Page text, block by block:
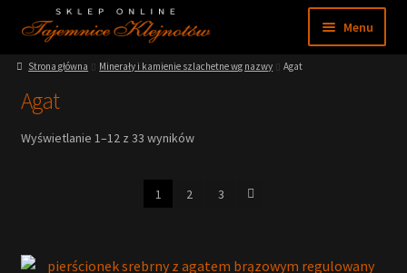
Przejdź
do
nawigacji
Przejdź
do
treści
Menu
Sklep
Moje konto
Wiedza
Strona główna Minerały i kamienie szlachetne wg nazwy Agat
Agat
Wyświetlanie 1–12 z 33 wyników
1 2 3